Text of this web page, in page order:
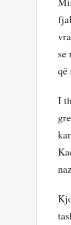
se
që
I